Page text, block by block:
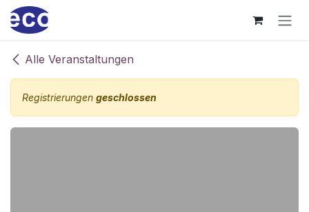
Zum Inhalt springen
Alle Veranstaltungen
Registrierungen geschlossen